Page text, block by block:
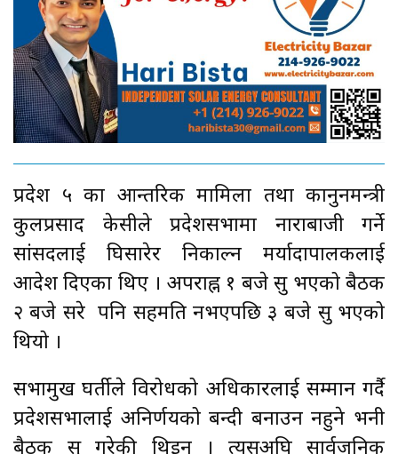
प्रदेश ५ का आन्तरिक मामिला तथा कानुनमन्त्री
कुलप्रसाद केसीले प्रदेशसभामा नाराबाजी गर्ने
सांसदलाई घिसारेर निकाल्न मर्यादापालकलाई
आदेश दिएका थिए । अपराह्न १ बजे सुरु भएको बैठक
२ बजे सरे पनि सहमति नभएपछि ३ बजे सुरु भएको
थियो ।
सभामुख घर्तीले विरोधको अधिकारलाई सम्मान गर्दै
प्रदेशसभालाई अनिर्णयको बन्दी बनाउन नहुने भनी